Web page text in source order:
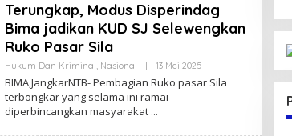
Terungkap, Modus Disperindag
Bima jadikan KUD SJ Selewengkan
Ruko Pasar Sila
Hukum Dan Kriminal, Nasional 13 Mei 2025Oleh
NTB
BIMA,JangkarNTB- Pembagian Ruko pasar Sila
terbongkar yang selama ini ramai
diperbincangkan masyarakat
Bupati Bima
DPW PAN NTB
17